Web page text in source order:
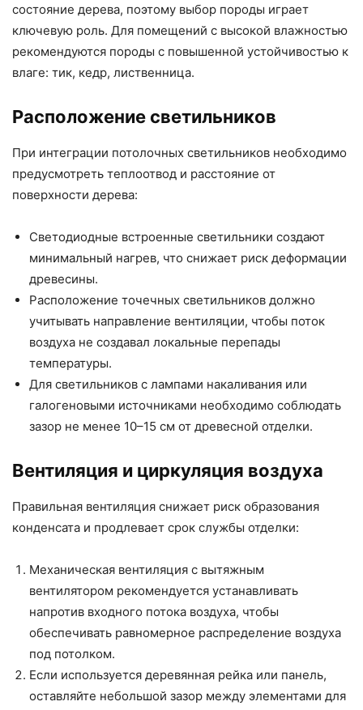
состояние дерева, поэтому выбор породы играет
ключевую роль. Для помещений с высокой влажностью
рекомендуются породы с повышенной устойчивостью к
влаге: тик, кедр, лиственница.
Расположение светильников
При интеграции потолочных светильников необходимо
предусмотреть теплоотвод и расстояние от
поверхности дерева:
Светодиодные встроенные светильники создают
минимальный нагрев, что снижает риск деформации
древесины.
Расположение точечных светильников должно
учитывать направление вентиляции, чтобы поток
воздуха не создавал локальные перепады
температуры.
Для светильников с лампами накаливания или
галогеновыми источниками необходимо соблюдать
зазор не менее 10–15 см от древесной отделки.
Вентиляция и циркуляция воздуха
Правильная вентиляция снижает риск образования
конденсата и продлевает срок службы отделки:
Механическая вентиляция с вытяжным
вентилятором рекомендуется устанавливать
напротив входного потока воздуха, чтобы
обеспечивать равномерное распределение воздуха
под потолком.
Если используется деревянная рейка или панель,
оставляйте небольшой зазор между элементами для